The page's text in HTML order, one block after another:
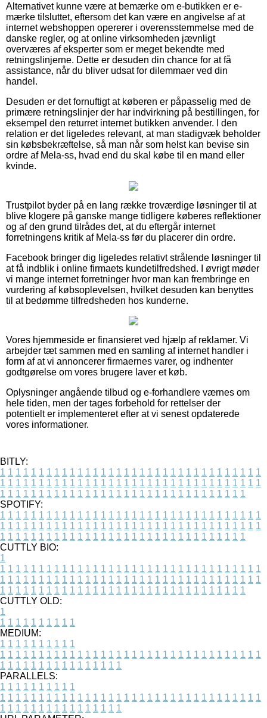
Alternativet kunne være at bemærke om e-butikken er e-
mærke tilsluttet, eftersom det kan være en angivelse af at
internet webshoppen opererer i overensstemmelse med de
danske regler, og at online virksomheden jævnligt
overværes af eksperter som er meget bekendte med
retningslinjerne. Dette er desuden din chance for at få
assistance, når du bliver udsat for dilemmaer ved din
handel.
Desuden er det fornuftigt at køberen er påpasselig med de
primære retningslinjer der har indvirkning på bestillingen, for
eksempel den returret internet butikken anvender. I den
relation er det ligeledes relevant, at man stadigvæk beholder
sin købsbekræftelse, så man når som helst kan bevise sin
ordre af Mela-ss, hvad end du skal købe til en mand eller
kvinde.
Trustpilot byder på en lang række troværdige løsninger til at
blive klogere på ganske mange tidligere køberes reflektioner
og af den grund tilrådes det, at du eftergår internet
forretningens kritik af Mela-ss før du placerer din ordre.
Facebook bringer dig ligeledes relativt strålende løsninger til
at få indblik i online firmaets kundetilfredshed. I øvrigt møder
vi mange internet forretninger hvor man kan frembringe en
vurdering af købsoplevelsen, hvilket desuden kan benyttes
til at bedømme tilfredsheden hos kunderne.
Vores hjemmeside er finansieret ved hjælp af reklamer. Vi
arbejder tæt sammen med en samling af internet handler i
form af at vi annoncerer firmaernes varer, og indhenter
godtgørelse om vores brugere laver et køb.
Oplysninger angående tilbud og e-forhandlere værnes om
hele tiden, men der tages forbehold for rettelser der
potentielt er implementeret efter at vi senest opdaterede
vores informationer.
BITLY:
1 1 1 1 1 1 1 1 1 1 1 1 1 1 1 1 1 1 1 1 1 1 1 1 1 1 1 1 1 1 1 1 1 1
1 1 1 1 1 1 1 1 1 1 1 1 1 1 1 1 1 1 1 1 1 1 1 1 1 1 1 1 1 1 1 1 1 1
1 1 1 1 1 1 1 1 1 1 1 1 1 1 1 1 1 1 1 1 1 1 1 1 1 1 1 1 1 1 1 1
SPOTIFY:
1 1 1 1 1 1 1 1 1 1 1 1 1 1 1 1 1 1 1 1 1 1 1 1 1 1 1 1 1 1 1 1 1 1
1 1 1 1 1 1 1 1 1 1 1 1 1 1 1 1 1 1 1 1 1 1 1 1 1 1 1 1 1 1 1 1 1 1
1 1 1 1 1 1 1 1 1 1 1 1 1 1 1 1 1 1 1 1 1 1 1 1 1 1 1 1 1 1 1 1
CUTTLY BIO:
1
1 1 1 1 1 1 1 1 1 1 1 1 1 1 1 1 1 1 1 1 1 1 1 1 1 1 1 1 1 1 1 1 1 1
1 1 1 1 1 1 1 1 1 1 1 1 1 1 1 1 1 1 1 1 1 1 1 1 1 1 1 1 1 1 1 1 1 1
1 1 1 1 1 1 1 1 1 1 1 1 1 1 1 1 1 1 1 1 1 1 1 1 1 1 1 1 1 1 1 1
CUTTLY OLD:
1
1 1 1 1 1 1 1 1 1 1
MEDIUM:
1 1 1 1 1 1 1 1 1 1
1 1 1 1 1 1 1 1 1 1 1 1 1 1 1 1 1 1 1 1 1 1 1 1 1 1 1 1 1 1 1 1 1 1
1 1 1 1 1 1 1 1 1 1 1 1 1 1 1 1
PARALLELS:
1 1 1 1 1 1 1 1 1 1
1 1 1 1 1 1 1 1 1 1 1 1 1 1 1 1 1 1 1 1 1 1 1 1 1 1 1 1 1 1 1 1 1 1
1 1 1 1 1 1 1 1 1 1 1 1 1 1 1 1